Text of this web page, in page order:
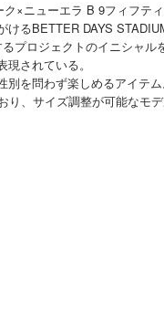
×ニューエラ B 9フィフティ)
るBETTER DAYS
ロジェクトのイニシャ
されている。
を問わず楽しめるアイテ
、サイズ調整が可能なモデ